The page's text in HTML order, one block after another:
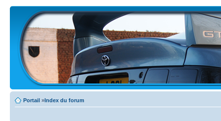
Portail »Index du forum